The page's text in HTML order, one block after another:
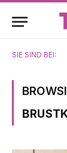
SIE SIND BEI: